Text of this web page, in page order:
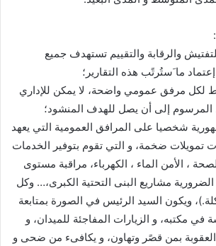
والرقابة والتقييم تستهدف جميع
ما َستُرتًب هذه التقارير؛
مرفق عمومي واضحة، لا يمكن للإداري
إلى أن يصل للهدف المنشود؛
شخصيا على المرافق العمومية التي يعهد
تمويلات ضخمة، و التي تقوم بتوفير الخدمات
، الأمن الماء ، الكهرباء، مراقبة مستوى
الضرورية مشاريع البنى التحتية الكبرى،… وكل
ويكون السيد الرئيس في الصورة بمتابعة
مكتبه، و الزيارات المفاجئة للميدان، و
العقوبة بمن قصًر وتهاون، و يكافىء من ضحى و